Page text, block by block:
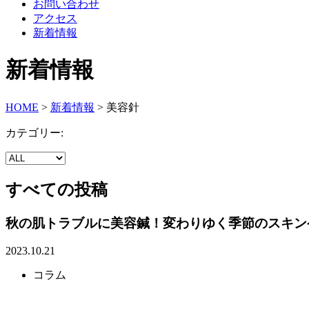
お問い合わせ
アクセス
新着情報
新着情報
HOME > 新着情報 > 美容針
カテゴリー:
すべての投稿
秋の肌トラブルに美容鍼！変わりゆく季節のスキ
2023.10.21
コラム